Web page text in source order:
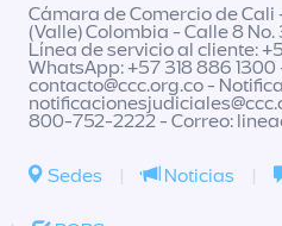
Cámara de Comercio de Cali
(Valle) Colombia - Calle 8 No.
Línea de servicio al cliente:
WhatsApp: +57 318 886 1300
contacto@ccc.org.co-
800-752-2222 - Correo:
Sedes | Noticias |